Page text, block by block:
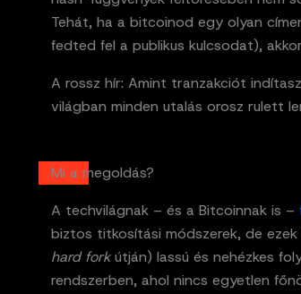
Tehát, ha a bitcoinod egy olyan
fedted fel a publikus kulcsodat),
A rossz hír: Amint tranzakciót
világban minden utalás orosz rulett
Mi a megoldás?
A techvilágnak – és a Bitcoinnak is –
biztos titkosítási módszerek, de
hard forkútján) lassú és nehézkes
rendszerben, ahol nincs egyetlen